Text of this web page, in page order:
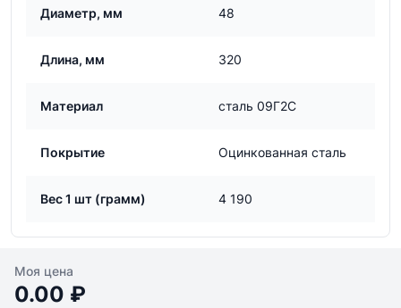
Диаметр, мм 48
Длина, мм 320
Материал сталь 09Г2С
Покрытие Оцинкованная сталь
Вес 1 шт (грамм) 4 190
Моя цена
0.00 ₽